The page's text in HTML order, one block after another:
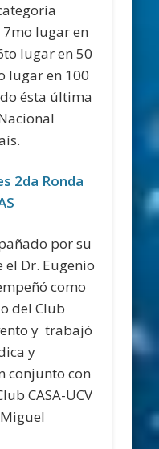
7mo lugar en
lugar en 50
lugar en 100
ésta última
2da Ronda
por su
el Dr. Eugenio
como
del Club
y trabajó
y
conjunto con
CASA-UCV